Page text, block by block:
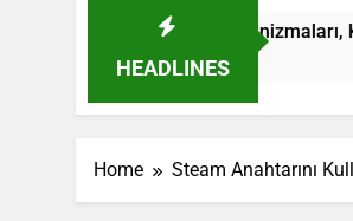
HEADLINES
bildirim mekanizmaları, Kullanıcı
Home Steam Anahtarını